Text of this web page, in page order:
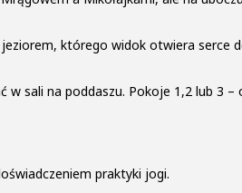
którego widok otwiera serce
sali na poddaszu. Pokoje 1,2 lub 3 –
praktyki jogi.